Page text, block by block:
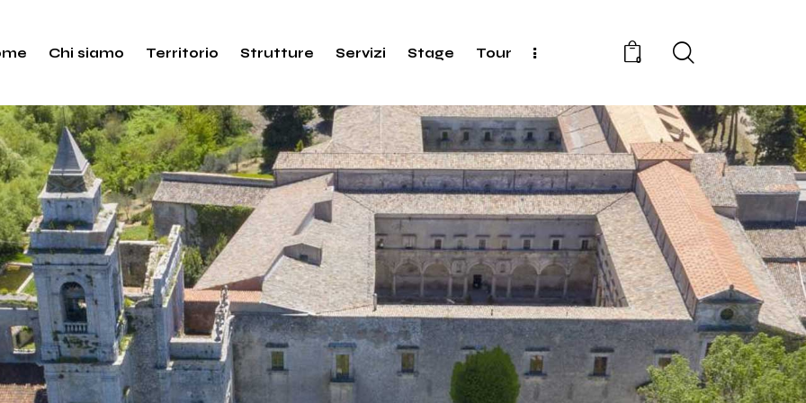
Chi siamo Territorio Strutture Servizi Stage Tour 0